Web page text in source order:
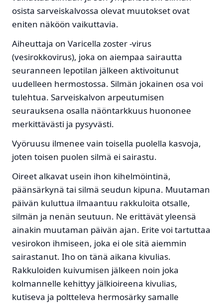
osista sarveiskalvossa olevat muutokset ovat
eniten näköön vaikuttavia.
Aiheuttaja on Varicella zoster -virus
(vesirokkovirus), joka on aiempaa sairautta
seuranneen lepotilan jälkeen aktivoitunut
uudelleen hermostossa. Silmän jokainen osa voi
tulehtua. Sarveiskalvon arpeutumisen
seurauksena osalla näöntarkkuus huononee
merkittävästi ja pysyvästi.
Vyöruusu ilmenee vain toisella puolella kasvoja,
joten toisen puolen silmä ei sairastu.
Oireet alkavat usein ihon kihelmöintinä,
päänsärkynä tai silmä seudun kipuna. Muutaman
päivän kuluttua ilmaantuu rakkuloita otsalle,
silmän ja nenän seutuun. Ne erittävät yleensä
ainakin muutaman päivän ajan. Erite voi tartuttaa
vesirokon ihmiseen, joka ei ole sitä aiemmin
sairastanut. Iho on tänä aikana kivulias.
Rakkuloiden kuivumisen jälkeen noin joka
kolmannelle kehittyy jälkioireena kivulias,
kutiseva ja poltteleva hermosärky samalle